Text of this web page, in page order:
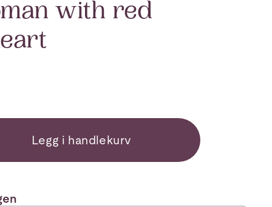
with red
Legg i handlekurv